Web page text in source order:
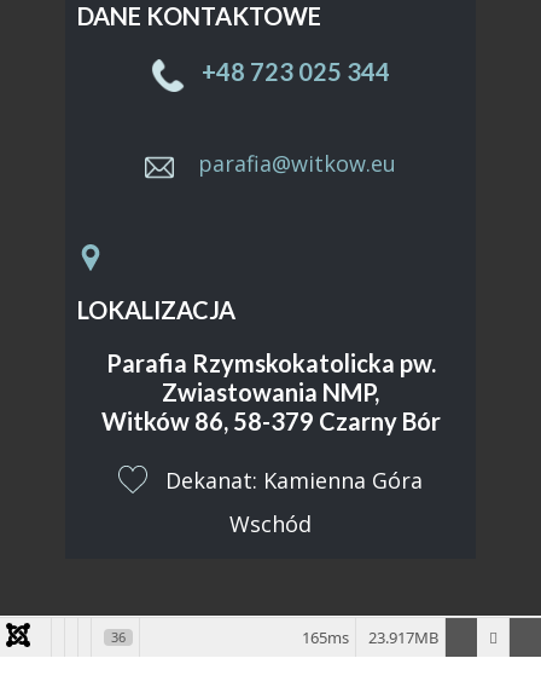
Sample text. Click to select the text box. Click
again or double click to start editing the text.
DANE KONTAKTOWE
+48 ​723 025 344
parafia@witkow.eu
LOKALIZACJA
Parafia Rzymskokatolicka pw.
Zwiastowania NMP,
Witków 86, 58-379 Czarny Bór
​Dekanat: Kamienna Góra
Wschód
36 23.917MB
165ms